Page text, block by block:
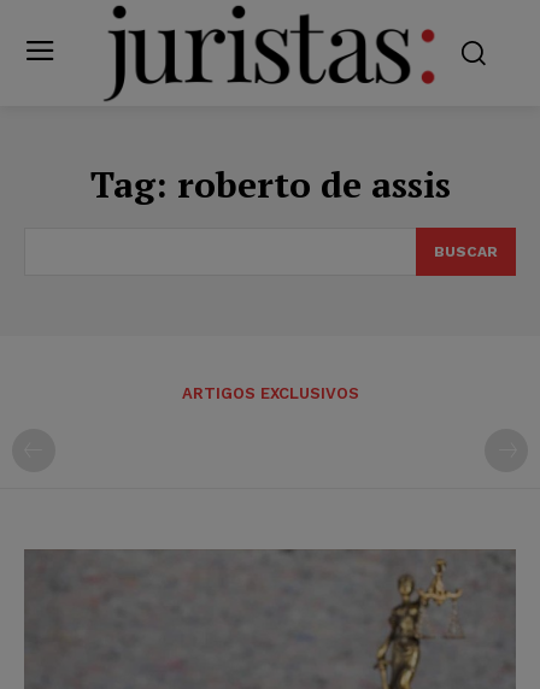
Tag: roberto de assis
BUSCAR
ARTIGOS EXCLUSIVOS